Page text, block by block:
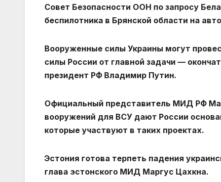
Совет Безопасности ООН по запросу
беспилотника в Брянской области на
Вооруженные силы Украины могут
силы России от главной задачи —
президент РФ Владимир Путин.
Официальный представитель МИД РФ
вооружений для ВСУ дают России
которые участвуют в таких проектах.
Эстония готова терпеть падения
глава эстонского МИД Маргус Цахкна.